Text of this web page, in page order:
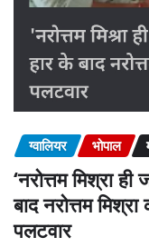
ग्वालियर भोपाल
‘नरोत्तम मिश्रा
बाद नरोत्तम
पलटवार